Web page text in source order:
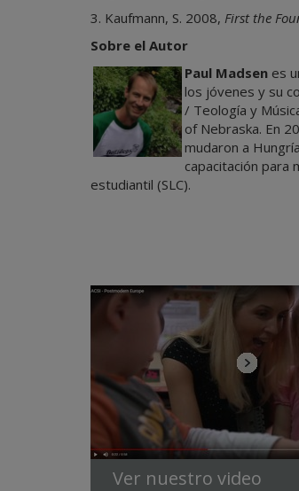
3. Kaufmann, S. 2008, First the
Sobre el Autor
Paul Madsen es
los jóvenes y su
/ Teología y
of Nebraska. En
mudaron a
capacitación para
estudiantil (SLC).
Ver nuestro video